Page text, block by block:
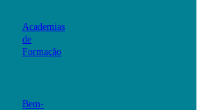
Academias
de
Formação
Bem-